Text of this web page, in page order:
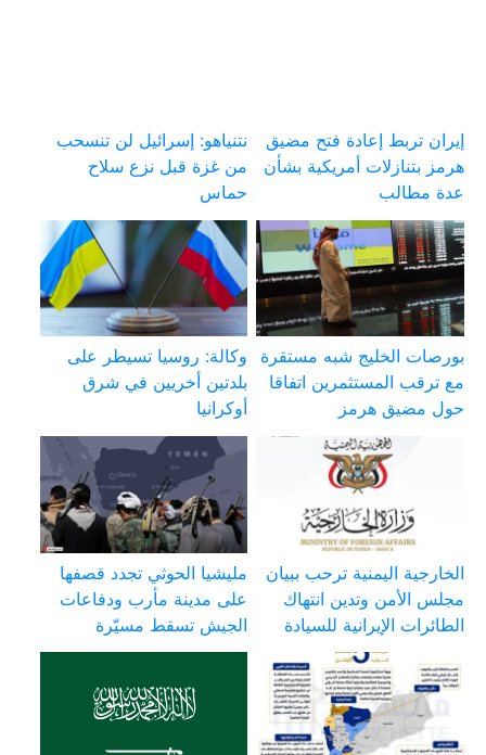
إيران تربط إعادة فتح مضيق
هرمز بتنازلات أمريكية بشأن
عدة مطالب
نتنياهو: إسرائيل لن تنسحب
من غزة قبل نزع سلاح
حماس
بورصات الخليج شبه مستقرة
مع ترقب المستثمرين اتفاقا
حول مضيق هرمز
وكالة: روسيا تسيطر على
بلدتين أخريين في شرق
أوكرانيا
الخارجية اليمنية ترحب ببيان
مجلس الأمن وتدين انتهاك
الطائرات الإيرانية للسيادة
مليشيا الحوثي تجدد قصفها
على مدينة مأرب ودفاعات
الجيش تسقط مسيّرة